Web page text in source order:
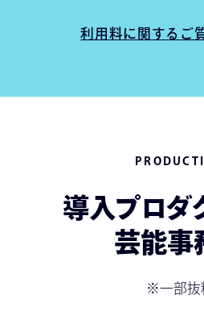
利用料に関するご
導入プロダ
芸能事
※一部抜